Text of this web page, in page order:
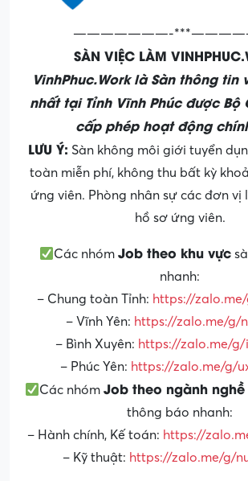
———————-
SÀN VIỆC LÀM
VinhPhuc.Work là Sàn thông tin
nhất tại Tỉnh Vĩnh Phúc được Bộ
cấp phép hoạt động
LƯU Ý: Sàn không môi giới tuyển
toàn miễn phí, không thu bất kỳ
ứng viên. Phòng nhân sự các đơn vị
hồ sơ ứng viên.
Các nhóm Job theo khu vực
nhanh:
– Chung toàn Tỉnh: https://
– Vĩnh Yên: https://zalo.me/g/
– Bình Xuyên: https://zalo.me/g/
– Phúc Yên: https://zalo.me/g/
Các nhómJob theo ngành
thông báo nhanh:
– Hành chính, Kế toán: https://
– Kỹ thuật: https://zalo.me/g/